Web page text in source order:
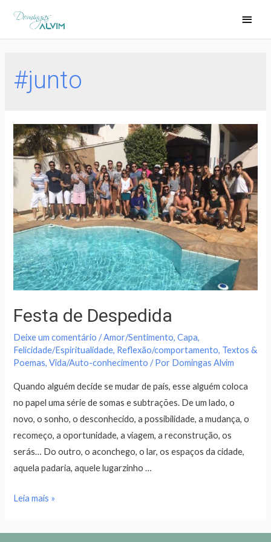
#junto
Festa de Despedida
Deixe um comentário /Amor/Sentimento,Capa,
Felicidade/Espiritualidade, Reflexão/comportamento, Textos &
Poemas,Vida/Auto-conhecimento / Por Domingas Alvim
Quando alguém decide se mudar de país, esse alguém coloca
no papel uma série de somas e subtrações. De um lado, o
novo, o sonho, o desconhecido, a possibilidade, a mudança, o
recomeço, a oportunidade, a viagem, a reconstrução, os
serás… Do outro, o aconchego, o lar, os espaços da cidade,
aquela padaria, aquele lugarzinho …
Leia mais »